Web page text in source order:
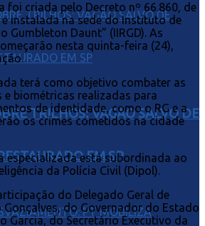
TRILHOS: VAGÃO SALVO DE
EM SP
foi criada pelo Decreto nº 66.860, de
e instalada na sede do Instituto de
Gumbleton Daunt” (IIRGD). As
nesta quinta-feira (24),
terá como objetivo combater as
biométricas realizadas para
de identidade, como o RG e a
os crimes cometidos na cidade
especializada está subordinada ao
da Polícia Civil (Dipol).
do Delegado Geral de
Gonçalves, do Governador do Estado
Garcia, do Secretário Executivo da